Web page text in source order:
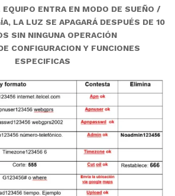
EQUIPO ENTRA EN MODO DE SUEÑO /
LA LUZ SE APAGARÁ DESPUÉS DE 10
SIN NINGUNA OPERACIÓN
CONFIGURACION Y FUNCIONES
ESPECIFICAS